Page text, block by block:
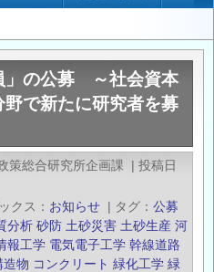
」の公募 ～社会資本
で新たに研究者を募
策総合研究所企画課 | 投稿日
クス お知らせ | タグ
公募
分析 砂防 土砂災害 土砂生産 河
報工学 電気電子工学 幹線道路
造物 コンクリート 緑化工学 緑